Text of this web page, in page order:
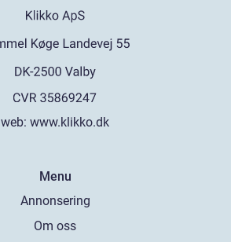
web: www.klikko.dk
Menu
Annonsering
Om oss